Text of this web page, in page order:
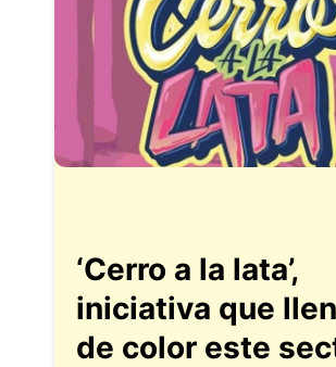
‘Cerro a la lata’,
iniciativa que
de color este